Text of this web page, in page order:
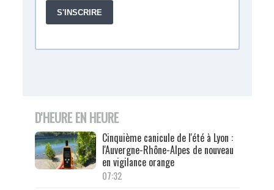
D'HEURE EN HEURE
Cinquième canicule de l'été à Lyon :
l'Auvergne-Rhône-Alpes de nouveau
en vigilance orange
07:32